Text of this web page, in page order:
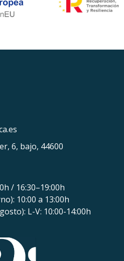
6, bajo, 44600
/ 16:30–19:00h
10:00 a 13:00h
L-V: 10:00-14:00h